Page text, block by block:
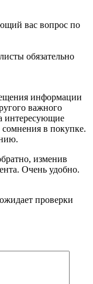
вас вопрос по
обязательно
информации
важного
интересующие
сомнения в покупке.
изменив
Очень удобно.
проверки